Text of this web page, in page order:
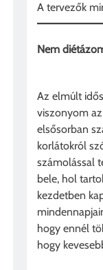
A tervezők
Nem
Az elmúlt
viszonyom
elsősorban
korlátokról
számolással
bele, hol
kezdetben
hogy ennél
hogy